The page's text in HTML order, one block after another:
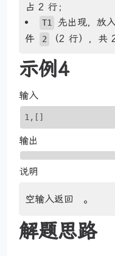
占 2 行；
T1 先出现，放
件
2 （2 行），共
示例4
输入
1, []
输出
说明
空输入返回 。
解题思路